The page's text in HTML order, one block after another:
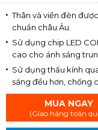
Thân và viền đèn
chuẩn châu Âu.
Sử dụng chip LED
cao cho ánh sáng
Sử dụng thấu kính
sáng đều hơn, chống
MUA NGAY
(Giao hàng toàn